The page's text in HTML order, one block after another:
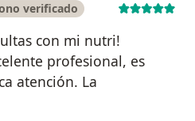
verificado
con mi nutri!
profesional, es
atención. La